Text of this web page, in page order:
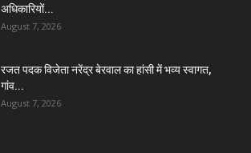
अधिकारियों...
August 7, 2026
रजत पदक विजेता नरेंद्र बेरवाल का हांसी में भव्य स्वागत,
गांव...
August 7, 2026